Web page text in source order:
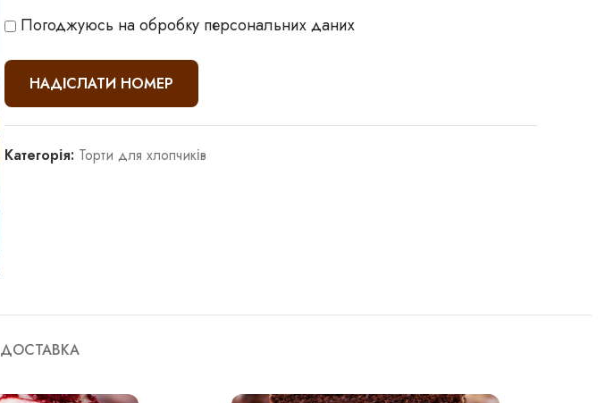
Погоджуюсь на обробку персональних даних
Категорія: Торти для хлопчиків
ДОСТАВКА